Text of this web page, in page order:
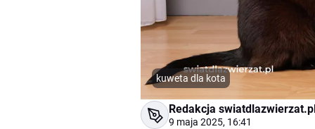
kuweta dla kota
Redakcja
9 maja 2025, 16:41